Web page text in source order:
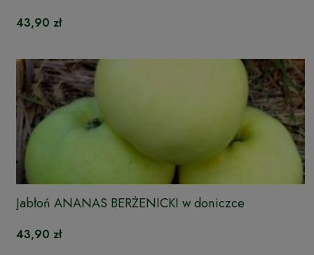
43,90 zł
Jabłoń ANANAS BERŻENICKI w doniczce
43,90 zł